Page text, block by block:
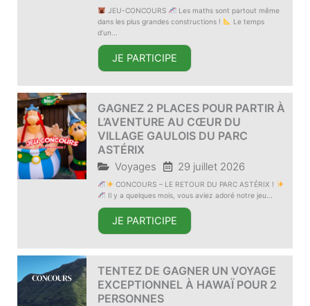
JEU-CONCOURS
Les maths sont partout même
dans les plus grandes constructions !
Le temps
d’un...
JE PARTICIPE
GAGNEZ 2 PLACES POUR PARTIR À
L’AVENTURE AU CŒUR DU
VILLAGE GAULOIS DU PARC
ASTÉRIX
Voyages 29 juillet 2026
CONCOURS – LE RETOUR DU PARC ASTÉRIX !
Il y a quelques mois, vous aviez adoré notre jeu...
JE PARTICIPE
TENTEZ DE GAGNER UN VOYAGE
EXCEPTIONNEL À HAWAÏ POUR 2
PERSONNES